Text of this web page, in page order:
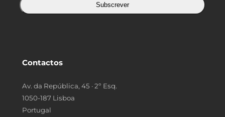
Subscrever
Contactos
Av. da República, 45 · 2º Esq.
1050-187 Lisboa
Portugal